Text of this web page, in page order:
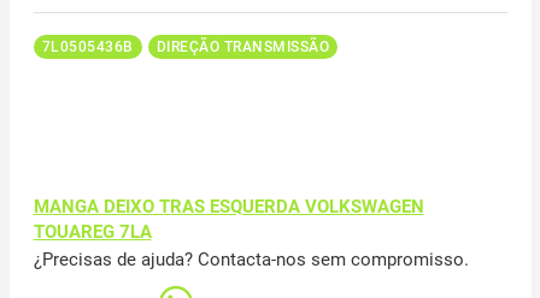
7L0505436B DIREÇÃO TRANSMISSÃO
MANGA DEIXO TRAS ESQUERDA VOLKSWAGEN
TOUAREG 7LA
¿Precisas de ajuda? Contacta-nos sem compromisso.